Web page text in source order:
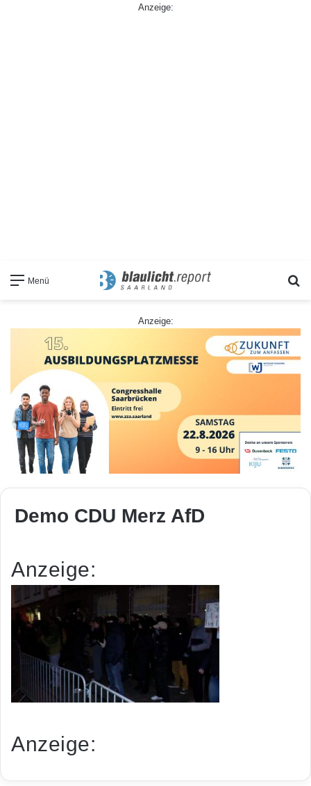
Anzeige:
Menü
Anzeige:
Demo CDU Merz AfD
Anzeige:
Anzeige: